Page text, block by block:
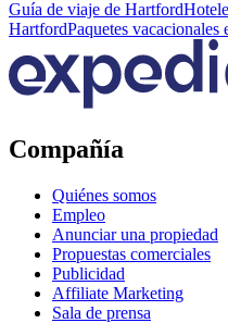
Guía de viaje de Hartford
HartfordPaquetes vacacionales
Compañía
Quiénes somos
Empleo
Anunciar una propiedad
Propuestas comerciales
Publicidad
Affiliate Marketing
Sala de prensa